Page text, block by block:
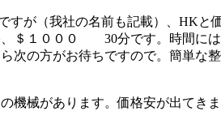
が（我社の名前も記載）、HKと
＄１０００ 30分です。時間に
次の方がお待ちですので。簡単な
機械があります。価格安が出てき